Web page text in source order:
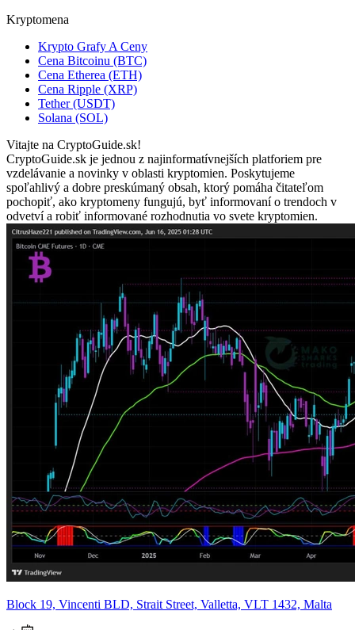
Kryptomena
Krypto Grafy A Ceny
Cena Bitcoinu (BTC)
Cena Etherea (ETH)
Cena Ripple (XRP)
Tether (USDT)
Solana (SOL)
Vitajte na CryptoGuide.sk!
CryptoGuide.sk je jednou z najinformatívnejších platforiem pre
vzdelávanie a novinky v oblasti kryptomien. Poskytujeme
spoľahlivý a dobre preskúmaný obsah, ktorý pomáha čitateľom
pochopiť, ako kryptomeny fungujú, byť informovaní o trendoch v
odvetví a robiť informované rozhodnutia vo svete kryptomien.
Block 19, Vincenti BLD, Strait Street, Valletta, VLT 1432, Malta